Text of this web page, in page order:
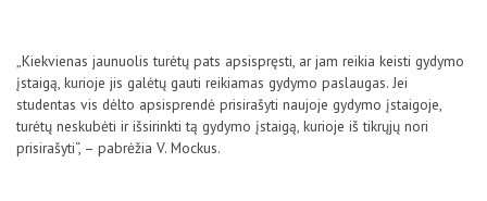
„Kiekvienas jaunuolis turėtų pats apsispręsti, ar jam reikia keisti gydymo
įstaigą, kurioje jis galėtų gauti reikiamas gydymo paslaugas. Jei
studentas vis dėlto apsisprendė prisirašyti naujoje gydymo įstaigoje,
turėtų neskubėti ir išsirinkti tą gydymo įstaigą, kurioje iš tikrųjų nori
prisirašyti“, – pabrėžia V. Mockus.